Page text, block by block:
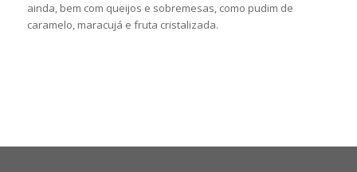
ainda, bem com queijos e sobremesas, como pudim de
caramelo, maracujá e fruta cristalizada.